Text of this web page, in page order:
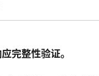
完整性验证。